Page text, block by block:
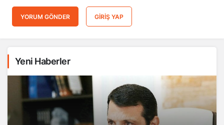
YORUM GÖNDER GIRIŞ YAP
Yeni Haberler